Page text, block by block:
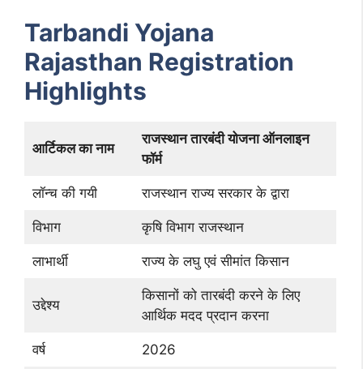
Tarbandi Yojana
Rajasthan Registration
Highlights
आर्टिकल का नाम
राजस्थान तारबंदी योजना ऑनलाइन
फॉर्म
लॉन्च की गयी राजस्थान राज्य सरकार के द्वारा
विभाग कृषि विभाग राजस्थान
लाभार्थी राज्य के लघु एवं सीमांत किसान
उद्देश्य
किसानों को तारबंदी करने के लिए
आर्थिक मदद प्रदान करना
वर्ष 2026